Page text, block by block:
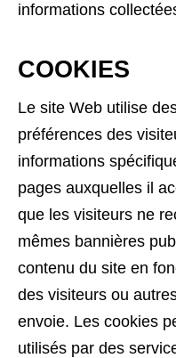
informations
COOKIES
Le site Web utilise
préférences des
informations
pages auxquelles il
que les visiteurs ne
mêmes bannières
contenu du site en
des visiteurs ou
envoie. Les cookies
utilisés par des